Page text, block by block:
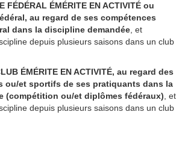
FÉDÉRAL ÉMÉRITE EN ACTIVITÉ ou
au regard de ses compétences
dans la discipline demandée , et
depuis plusieurs saisons dans un club
ÉMÉRITE EN ACTIVITÉ, au regard des
ou/et sportifs de ses pratiquants dans la
(compétition ou/et diplômes fédéraux) , et
depuis plusieurs saisons dans un club